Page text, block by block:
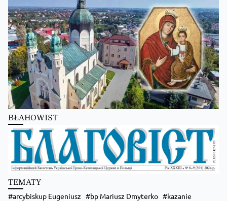
Преображення Господнє в Лодзі
Zobacz na Facebooku · Udostępnij
BŁAHOWIST
TEMATY
arcybiskup Eugeniusz bp Mariusz Dmyterko
kazanie